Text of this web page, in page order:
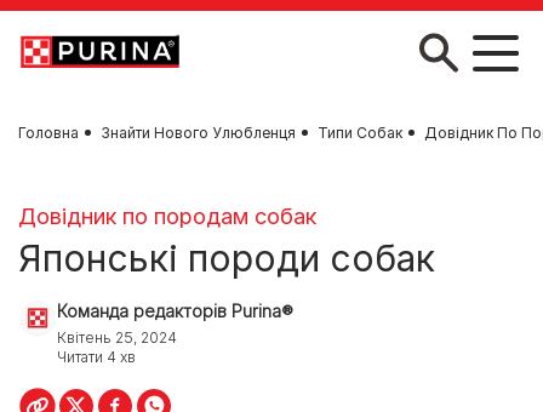
Skip to main content
Головна Знайти Нового Улюбленця Типи Собак Довідник По
Довідник по породам собак
Японські породи собак
Команда редакторів Purina®
Квітень 25, 2024
Читати 4 хв